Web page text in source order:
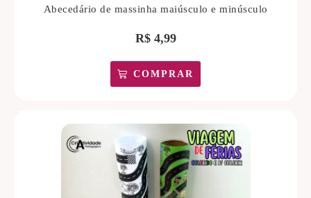
Abecedário de massinha maiúsculo e minúsculo
R$4,99
COMPRAR